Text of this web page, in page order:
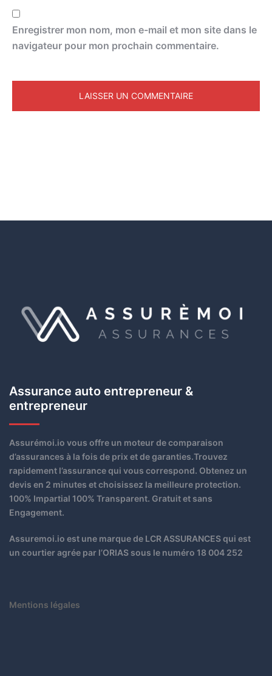
Enregistrer mon nom, mon e-mail et mon site dans le
navigateur pour mon prochain commentaire.
Assurance auto entrepreneur &
entrepreneur
Assurémoi.io vous offre un moteur de comparaison
d’assurances à la fois de prix et de garanties.Trouvez
rapidement l’assurance qui vous correspond. Obtenez un
devis en 2 minutes et choisissez la meilleure protection.
100% Impartial 100% Transparent. Gratuit et sans
Engagement.
Assuremoi.io est une marque de LCR ASSURANCES qui est
un courtier agrée par l’ORIAS sous le numéro 18 004 252
Mentions légales